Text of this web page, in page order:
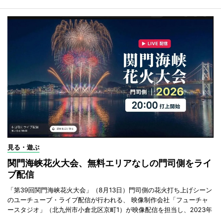
見る・遊ぶ
関門海峡花火大会、無料エリアなしの門司側をライ
ブ配信
「第39回関門海峡花火大会」（8月13日）門司側の花火打ち上げシーン
のユーチューブ・ライブ配信が行われる、 映像制作会社「フューチャ
ースタジオ」（北九州市小倉北区京町1）が映像配信を担当し、2023年